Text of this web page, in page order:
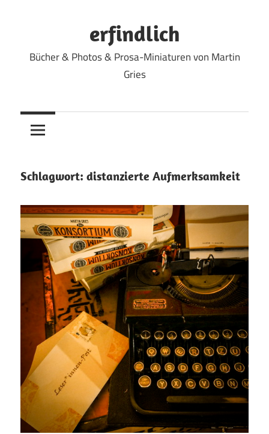
erfindlich
Bücher & Photos & Prosa-Miniaturen von Martin
Gries
Schlagwort: distanzierte Aufmerksamkeit